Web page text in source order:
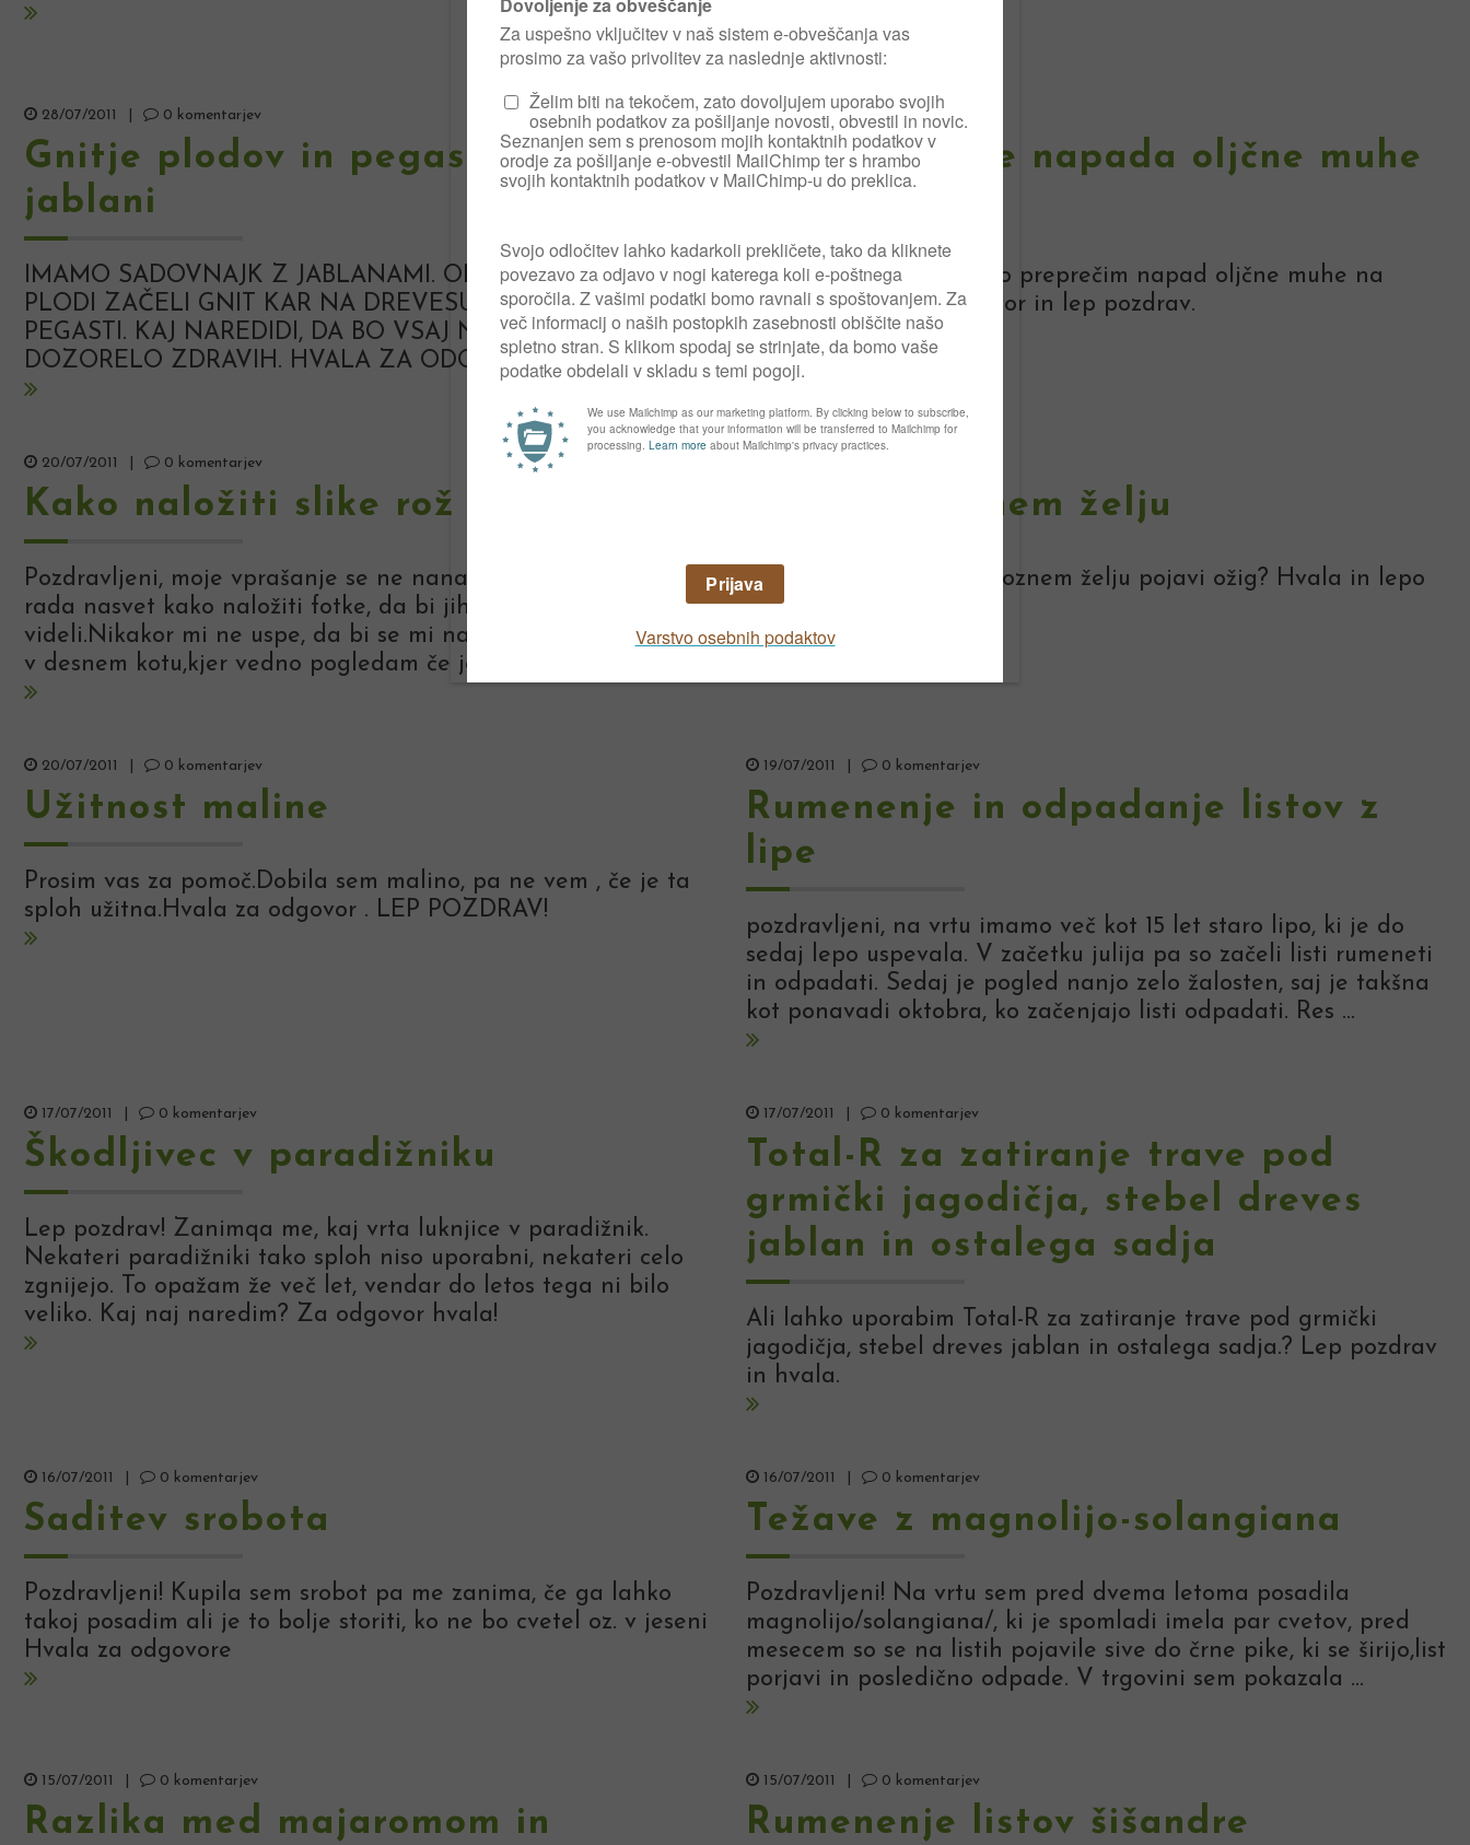
28/07/2011 0 komentarjev
Gnitje plodov in pegasto listje na
jablani
IMAMO SADOVNAJK Z JABLANAMI. OPAZILI SMO, DA SO
PLODI ZAČELI GNIT KAR NA DREVESU, LISTI JABLAN PA SO
PEGASTI. KAJ NAREDIDI, DA BO VSAJ NEKAJ JABOLK
DOZORELO ZDRAVIH. HVALA ZA ODOGOVOR . DANIELA
25/07/2011 | 0 komentarjev
Preprečevanje napada oljčne muhe
na oljkah
Pozdravljeni, kako lahko preprečim napad oljčne muhe na
oljkah? Hvala za odgovor in lep pozdrav.
20/07/2011 0 komentarjev
Kako naložiti slike rož
Pozdravljeni, moje vprašanje se ne nanaša na rože, pač pa bi
rada nasvet kako naložiti fotke, da bi jih drugi uporabniki
videli.Nikakor mi ne uspe, da bi se mi na ekranu prikazala slika,
v desnem kotu,kjer vedno pogledam če je kdo napravil nov ...
Ožig na poznem želju
Kaj narediti, če se na poznem želju pojavi ožig? Hvala in lepo
pozdravljeni!
20/07/2011 0 komentarjev
Užitnost maline
Prosim vas za pomoč.Dobila sem malino, pa ne vem , če je ta
sploh užitna.Hvala za odgovor . LEP POZDRAV!
19/07/2011 0 komentarjev
Rumenenje in odpadanje listov z
lipe
pozdravljeni, na vrtu imamo več kot 15 let staro lipo, ki je do
sedaj lepo uspevala. V začetku julija pa so začeli listi rumeneti
in odpadati. Sedaj je pogled nanjo zelo žalosten, saj je takšna
kot ponavadi oktobra, ko začenjajo listi odpadati. Res ...
17/07/2011 0 komentarjev
Škodljivec v paradižniku
Lep pozdrav! Zanimqa me, kaj vrta luknjice v paradižnik.
Nekateri paradižniki tako sploh niso uporabni, nekateri celo
zgnijejo. To opažam že več let, vendar do letos tega ni bilo
veliko. Kaj naj naredim? Za odgovor hvala!
17/07/2011 0 komentarjev
Total-R za zatiranje trave pod
grmički jagodičja, stebel dreves
jablan in ostalega sadja
Ali lahko uporabim Total-R za zatiranje trave pod grmički
jagodičja, stebel dreves jablan in ostalega sadja.? Lep pozdrav
in hvala.
16/07/2011 0 komentarjev
Saditev srobota
Pozdravljeni! Kupila sem srobot pa me zanima, če ga lahko
takoj posadim ali je to bolje storiti, ko ne bo cvetel oz. v jeseni
Hvala za odgovore
16/07/2011 0 komentarjev
Težave z magnolijo-solangiana
Pozdravljeni! Na vrtu sem pred dvema letoma posadila
magnolijo/solangiana/, ki je spomladi imela par cvetov, pred
mesecem so se na listih pojavile sive do črne pike, ki se širijo,list
porjavi in posledično odpade. V trgovini sem pokazala ...
15/07/2011 0 komentarjev
Razlika med majaromom in
15/07/2011 0 komentarjev
Rumenenje listov šišandre